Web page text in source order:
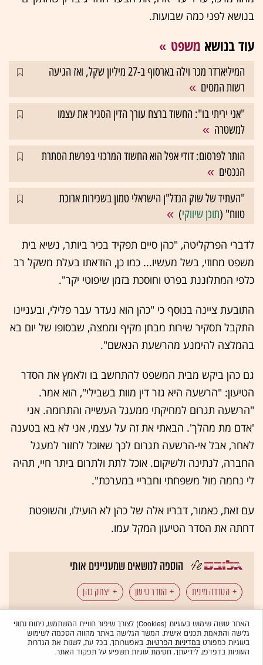
בנושא לפני כמה שבועות.
עוד בנושא משפט
המיליארדר מכר וילה בארסוף ב-27 מיליון שקל, ואז הגיעה
רשות המסים
"אני יריתי בו": החשוד ברצח עורך הדין הסגיר את עצמו
למשטרה
הותר לפרסום: דודי אפל הוא החשוד המרכזי בפרשת הסתרת
הנכסים
"העתיד של שוק הנדל"ן הישראלי טמון בשכירות ארוכת
טווח" (תוכן שיווקי)
לדברי הפרקליטה, "כהן סיים תפקיד בכיר ביותר, נשיא בית
משפט מחוזי, בשל מעשיו... כמו כן, הודאתו בעלת משקל רב
כלפי המתלוננת בפרט וחוסכת בזמן שיפוטי יקר".
התובעת ציינה בנוסף כי "כהן הוא נעדר עבר פלילי, ובעניינו
התקבל תסקיר שירות מבחן מקיף וממצה, שבסופו של יום בא
בהמלצה להימנע מהרשעת הנאשם".
גם כהן ביקש מבית המשפט להתחשב בו ולאמץ את הסדר
הטיעון: "הרשעה היא גזר דין מוות בשבילי", הוא אמר.
"הרשעה תגרום למחיקתי ממעגל העשייה והתרומה. אני
'אדם מת מהלך'. הבאתי את זה על עצמי, אני לא בא בטענה
לאחר, אבל אי-הרשעה תגרום לכך שאוכל לחזור למעגל
החברה, לנתינה ולשיקום. אוכל לתת ולתרום ביתר חיי, תהיה
לי נחמה מול משפחתי וחבריי במערכת".
עם זאת, כאמור, דבריו אלה של כהן לא הועילו, והשופטת
דחתה את הסדר הטיעון המקל עמו.
הוספה לנושאים שמעניינים אותי
הטרדה מינית הסדר טיעון יצחק כהן
עבירות מין
האתר עושה שימוש בעוגיות (Cookies) לצורך שיפור חוויית המשתמש, ניתוח נתוני
גלישה והתאמת תכנים אישית. המשך הגלישה באתר מהווה הסכמה לשימוש
בעוגיות כמפורטבמדיניות הפרטיות. באפשרותך, בכל עת, לשנות את הגדרות
העוגיות בדפדפן. לידיעתך, חסימת עוגיות תשפיע על תפקוד האתר.